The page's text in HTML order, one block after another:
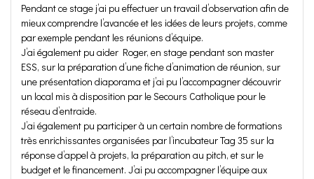
Pendant ce stage j’ai pu effectuer un travail d’observation afin de
mieux comprendre l’avancée et les idées de leurs projets, comme
par exemple pendant les réunions d’équipe.
J’ai également pu aider Roger, en stage pendant son master
ESS, sur la préparation d’une fiche d’animation de réunion, sur
une présentation diaporama et j’ai pu l’accompagner découvrir
un local mis à disposition par le Secours Catholique pour le
réseau d’entraide.
J’ai également pu participer à un certain nombre de formations
très enrichissantes organisées par l’incubateur Tag 35 sur la
réponse d’appel à projets, la préparation au pitch, et sur le
budget et le financement. J’ai pu accompagner l’équipe aux